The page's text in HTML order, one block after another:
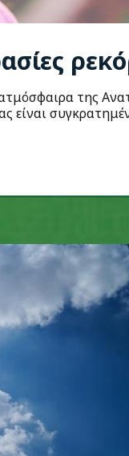
της
είναι